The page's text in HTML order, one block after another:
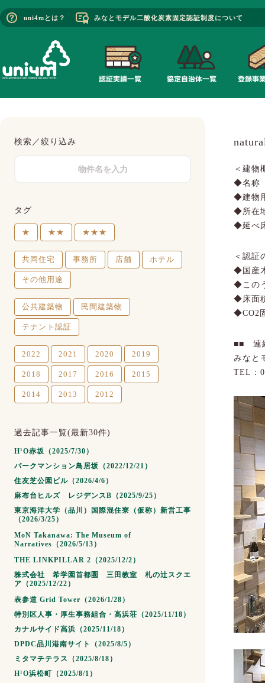
uni4mとは？ みなとモデル二酸化炭素固定認証制度について
検索／絞り込み
タグ
★ ★★ ★★★
共同住宅 事務所 店舗 ホテル
その他用途
公共建築物 民間建築物
テナント認証
2022 2021 2020 2019
2018 2017 2016 2015
2014 2013 2012
過去記事一覧(最新30件)
H¹O赤坂（2025/7/30）
パークマンション鳥居坂（2022/12/21）
住友芝公園ビル（2026/4/6）
麻布台ヒルズ レジデンスB（2025/9/25）
東京海洋大学（品川）国際混住寮（仮称）新営工事
（2026/3/25）
MoN Takanawa: The Museum of
Narratives（2026/5/13）
THE LINKPILLAR 2（2025/12/2）
株式会社 希学園首都圏 三田教室 札の辻スクエ
ア（2025/12/22）
表参道 Grid Tower（2026/1/28）
特別区人事・厚生事務組合・高浜荘（2025/11/18）
カナルサイド高浜（2025/11/18）
DPDC品川港南サイト（2025/8/5）
ミタマチテラス（2025/8/18）
H¹O浜松町（2025/8/1）
＜建物
◆名称
◆建物
◆所
◆延べ
＜認証
◆国産
◆この
◆床面
◆CO2
■■ 連
みなと
TEL：